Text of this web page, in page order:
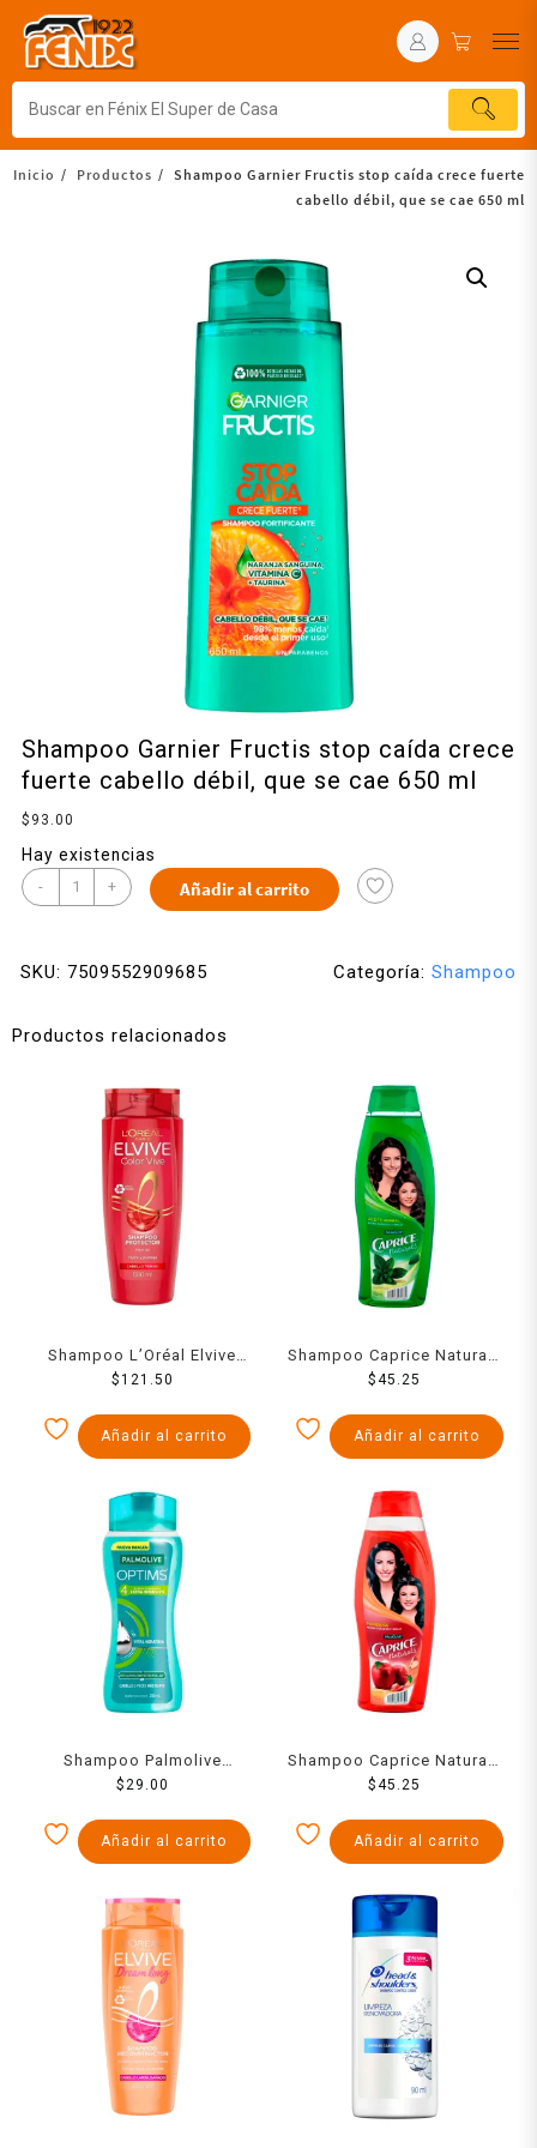
Inicio Productos
Shampoo Garnier Fructis stop caída crece fuerte
cabello débil, que se cae 650 ml
Shampoo Garnier Fructis stop caída crece
fuerte cabello débil, que se cae 650 ml
$ 93.00
Hay existencias
- + Añadir al carrito
SKU: 7509552909685 Categoría: Shampoo
Productos relacionados
Shampoo L’Oréal Elvive
color vive filtro UV cabello
$121.50
Añadir al carrito
Shampoo Caprice Naturals
con aceite herbal aroma
$45.25
Añadir al carrito
Shampoo Palmolive
Optims nivel 4
intensivo 200 ml
$ 29.00
Añadir al carrito
Shampoo Caprice Naturals
fórmula natural con
y brillo 760 ml
$45.25
Añadir al carrito